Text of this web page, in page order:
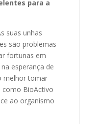
para a
suas unhas
são problemas
fortunas em
esperança de
melhor tomar
como BioActivo
ao organismo